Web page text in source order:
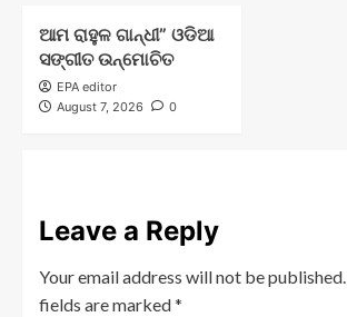
ଆମ ରାହୁଳ ଗାନ୍ଧୀ” ଓଡିଆ
ସଙ୍ଗୀତ ଉନ୍ମୋଚିତ
EPA editor
August 7, 2026
0
Leave a Reply
Your email address will not be published.
fields are marked*